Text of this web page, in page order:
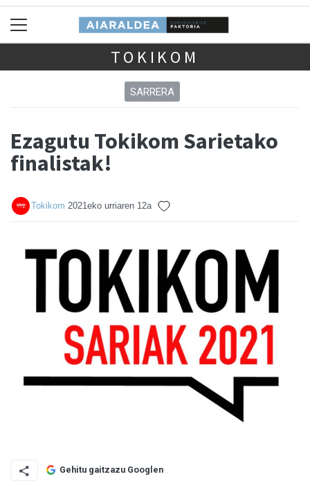
TOKIKOM
SARRERA
Ezagutu Tokikom Sarietako
finalistak!
Tokikom 2021eko urriaren 12a
Gehitu gaitzazu Googlen